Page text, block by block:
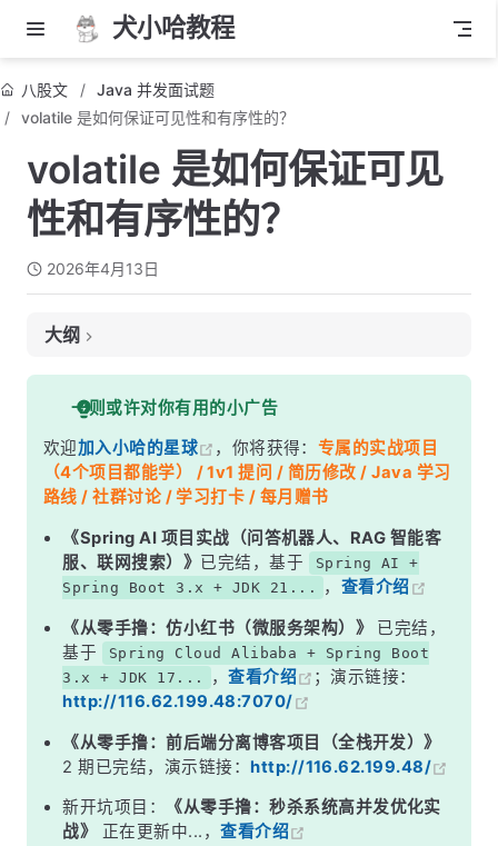
犬小哈教程
八股文
Java 并发面试题
volatile 是如何保证可见性和有序性的？
volatile 是如何保证可见
性和有序性的？
2026年4月13日
大纲
面试考察点
核心答案
深度解析
一、可见性——从 JMM 说起
二、有序性——内存屏障
三、内存屏障——volatile 的核心实现
面试高频追问
常见面试变体
总结
一则或许对你有用的小广告
欢迎加入小哈的星球 ，你将获得： 专属的实战项目
（4个项目都能学） / 1v1 提问 / 简历修改 / Java 学习
路线 / 社群讨论 / 学习打卡 / 每月赠书
《Spring AI 项目实战（问答机器人、RAG 智能客
服、联网搜索）》 已完结，基于
Spring AI +
Spring Boot 3.x + JDK 21...
， 查看介绍
《从零手撸：仿小红书（微服务架构）》
已完结，
基于
Spring Cloud Alibaba + Spring Boot
3.x + JDK 17...
，查看介绍
；演示链接：
http://116.62.199.48:7070/
《从零手撸：前后端分离博客项目（全栈开发）》
2 期已完结，演示链接：http://116.62.199.48/
新开坑项目：
《从零手撸：秒杀系统高并发优化实
战》
正在更新中...，查看介绍